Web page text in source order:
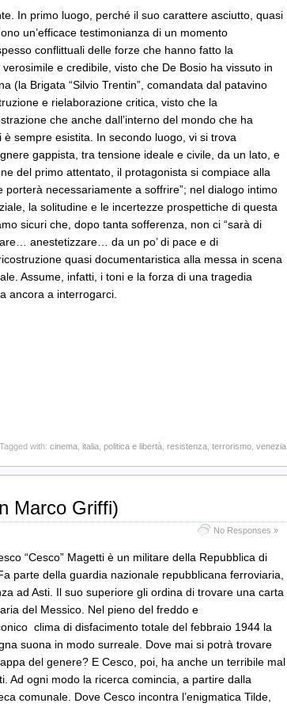
In primo luogo, perché il suo carattere asciutto, quasi
un’efficace testimonianza di un momento
conflittuali delle forze che hanno fatto la
e credibile, visto che De Bosio ha vissuto in
(la Brigata “Silvio Trentin”, comandata dal patavino
e rielaborazione critica, visto che la
che anche dall’interno del mondo che ha
sempre esistita. In secondo luogo, vi si trova
gappista, tra tensione ideale e civile, da un lato, e
del primo attentato, il protagonista si compiace alla
necessariamente a soffrire”; nel dialogo intimo
la solitudine e le incertezze prospettiche di questa
sicuri che, dopo tanta sofferenza, non ci “sarà di
anestetizzare… da un po’ di pace e di
quasi documentaristica alla messa in scena
Assume, infatti, i toni e la forza di una tragedia
ancora a interrogarci.
Tagged with: cinema italia politica e libertà resistenza terrorismo venezia
Marco Griffi)
No Responses »
“Cesco” Magetti è un militare della Repubblica di
parte della guardia nazionale repubblicana ferroviaria,
ad Asti. Il suo superiore gli ordina di trovare una carta
del Messico. Nel pieno del freddo e
clima di disfacimento totale del febbraio 1944 la
suona in modo surreale. Dove mai si potrà trovare
del genere? E Cesco, poi, ha anche un terribile mal
Ad ogni modo la ricerca comincia, a partire dalla
comunale. Dove Cesco incontra l’enigmatica Tilde,